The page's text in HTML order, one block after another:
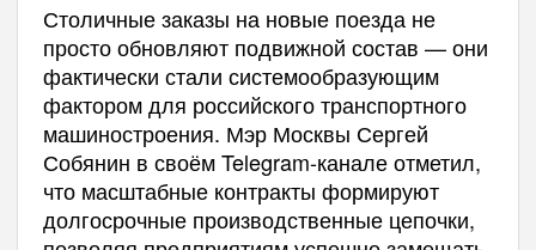
Столичные заказы на новые поезда не
просто обновляют подвижной состав — они
фактически стали системообразующим
фактором для российского транспортного
машиностроения. Мэр Москвы Сергей
Собянин в своём Telegram-канале отметил,
что масштабные контракты формируют
долгосрочные производственные цепочки,